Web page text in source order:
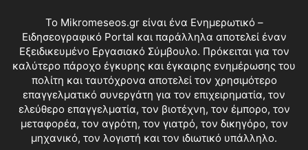
Το Mikromeseos.gr είναι ένα Ενημερωτικό –
Ειδησεογραφικό Portal και παράλληλα αποτελεί έναν
Εξειδικευμένο Εργασιακό Σύμβουλο. Πρόκειται για τον
καλύτερο πάροχο έγκυρης και έγκαιρης ενημέρωσης του
πολίτη και ταυτόχρονα αποτελεί τον χρησιμότερο
επαγγελματικό συνεργάτη για τον επιχειρηματία, τον
ελεύθερο επαγγελματία, τον βιοτέχνη, τον έμπορο, τον
μεταφορέα, τον αγρότη, τον γιατρό, τον δικηγόρο, τον
μηχανικό, τον λογιστή και τον ιδιωτικό υπάλληλο.